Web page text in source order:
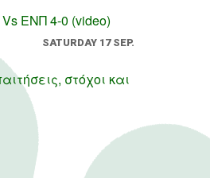
ΕΝΠ 4-0 (video)
SATURDAY 17 SEP.
στόχοι και